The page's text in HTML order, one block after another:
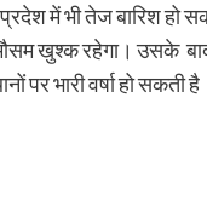
में भी तेज बारिश हो
खुश्क रहेगा। उसके
पर भारी वर्षा हो सकती